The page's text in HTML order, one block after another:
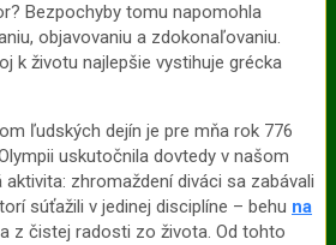
Bezpochyby tomu napomohla
objavovaniu a zdokonaľovaniu.
k životu najlepšie vystihuje grécka
ľudských dejín je pre mňa rok 776
uskutočnila dovtedy v našom
zhromaždení diváci sa zabávali
súťažili v jedinej disciplíne – behu na
z čistej radosti zo života. Od tohto